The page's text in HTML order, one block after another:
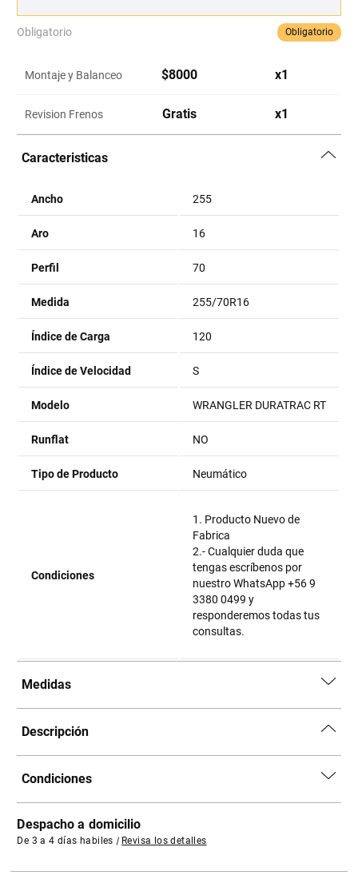
Obligatorio Obligatorio
Montaje y Balanceo $8000 x1
Revision Frenos Gratis x1
Caracteristicas
Ancho 255
Aro 16
Perfil 70
Medida 255/70R16
Índice de Carga 120
Índice de Velocidad S
Modelo WRANGLER DURATRAC RT
Runflat NO
Tipo de Producto Neumático
Condiciones
1. Producto Nuevo de
Fabrica
2.- Cualquier duda que
tengas escríbenos por
nuestro WhatsApp +56 9
3380 0499 y
responderemos todas tus
consultas.
Medidas
Descripción
Condiciones
Despacho a domicilio
De 3 a 4 días habiles | Revisa los detalles